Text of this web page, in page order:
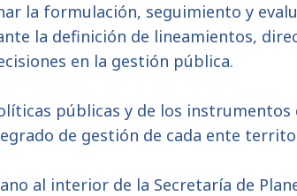
la formulación, seguimiento y
la definición de lineamientos,
en la gestión pública.
públicas y de los
de gestión de cada ente
al interior de la Secretaría de